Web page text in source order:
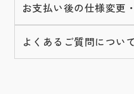
お支払い後の仕様変更
よくあるご質問について